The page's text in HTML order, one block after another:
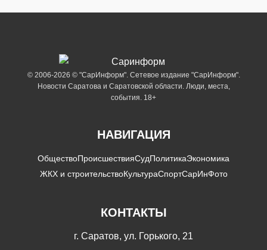
© 2006-2026 © "СарИнформ". Сетевое издание "СарИнформ".
Новости Саратова и Саратовской области. Люди, места,
события. 18+
НАВИГАЦИЯ
ОбществоПроисшествияСудПолитикаЭкономика
ЖКХ и строительствоКультураСпортСарИнФото
КОНТАКТЫ
г. Саратов, ул. Горького, 21